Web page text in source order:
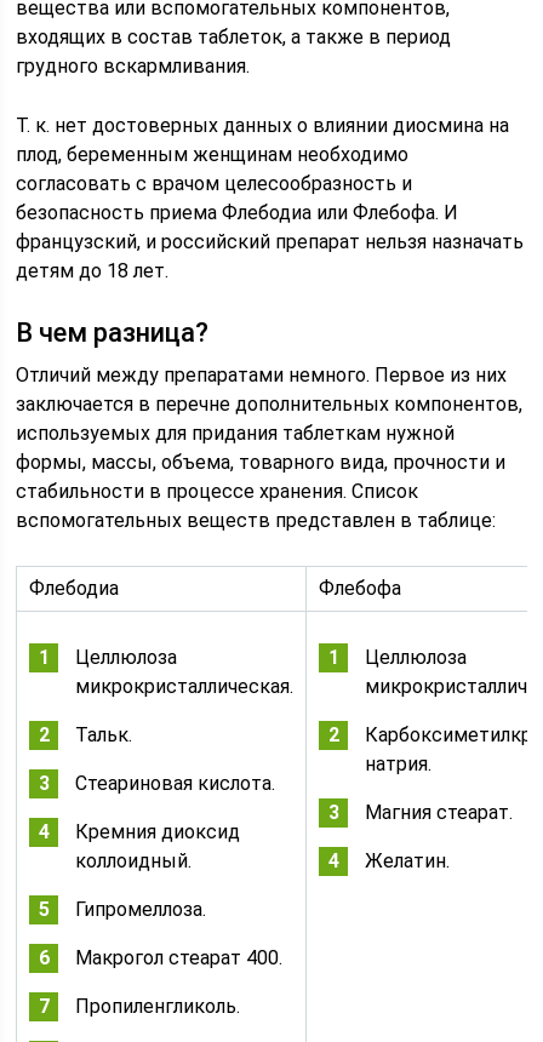
вещества или вспомогательных компонентов,
входящих в состав таблеток, а также в период
грудного вскармливания.
Т. к. нет достоверных данных о влиянии диосмина на
плод, беременным женщинам необходимо
согласовать с врачом целесообразность и
безопасность приема Флебодиа или Флебофа. И
французский, и российский препарат нельзя назначать
детям до 18 лет.
В чем разница?
Отличий между препаратами немного. Первое из них
заключается в перечне дополнительных компонентов,
используемых для придания таблеткам нужной
формы, массы, объема, товарного вида, прочности и
стабильности в процессе хранения. Список
вспомогательных веществ представлен в таблице:
Флебодиа Флебофа
Целлюлоза
микрокристаллическая.
Тальк.
Стеариновая кислота.
Кремния диоксид
коллоидный.
Гипромеллоза.
Макрогол стеарат 400.
Пропиленгликоль.
Целлюлоза
натрия.
Магния стеарат.
Желатин.